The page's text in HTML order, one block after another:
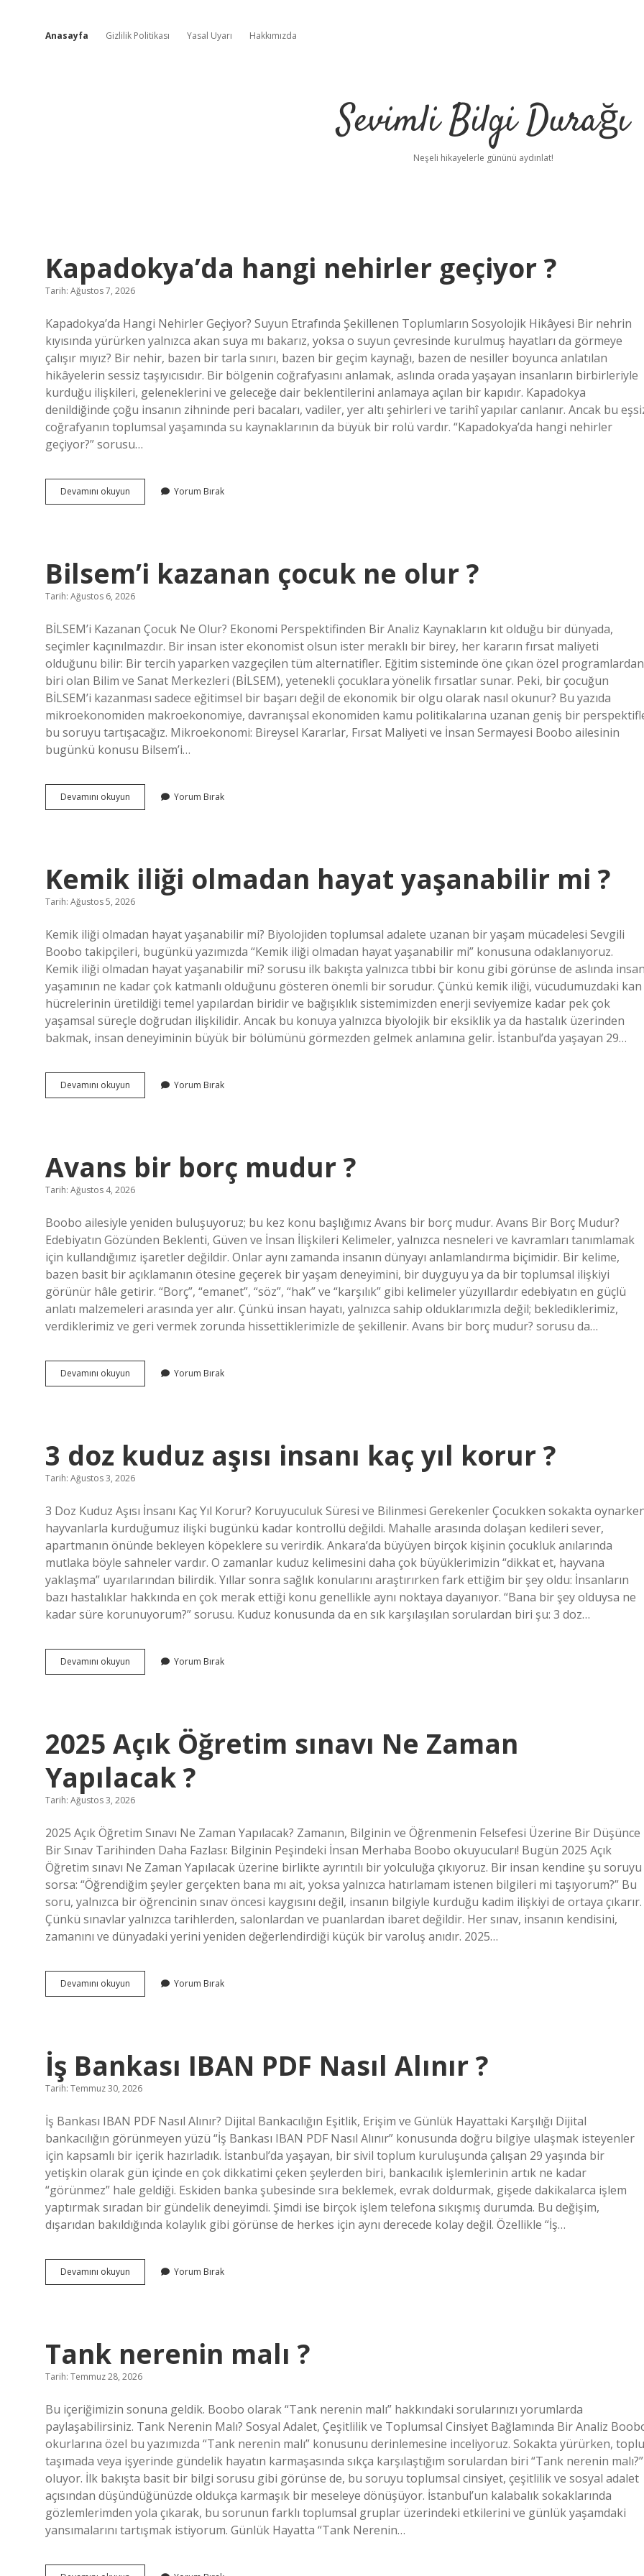
Anasayfa Gizlilik Politikası Yasal Uyarı Hakkımızda
Sevimli Bilgi Durağı
Neşeli hikayelerle gününü aydınlat!
Sevimli
Bilgi
Durağı
Yazılar
Kapadokya’da hangi nehirler geçiyor ?
Tarih: Ağustos 7, 2026
Kapadokya’da Hangi Nehirler Geçiyor? Suyun Etrafında Şekillenen Toplumların Sosyolojik Hikâyesi Bir nehrin
kıyısında yürürken yalnızca akan suya mı bakarız, yoksa o suyun çevresinde kurulmuş hayatları da görmeye
çalışır mıyız? Bir nehir, bazen bir tarla sınırı, bazen bir geçim kaynağı, bazen de nesiller boyunca anlatılan
hikâyelerin sessiz taşıyıcısıdır. Bir bölgenin coğrafyasını anlamak, aslında orada yaşayan insanların birbirleriyle
kurduğu ilişkileri, geleneklerini ve geleceğe dair beklentilerini anlamaya açılan bir kapıdır. Kapadokya
denildiğinde çoğu insanın zihninde peri bacaları, vadiler, yer altı şehirleri ve tarihî yapılar canlanır. Ancak bu
coğrafyanın toplumsal yaşamında su kaynaklarının da büyük bir rolü vardır. “Kapadokya’da hangi nehirler
geçiyor?” sorusu…
Devamını okuyun Kapadokya’da
hangi
Yorum Bırak
Bilsem’i kazanan çocuk ne olur ?
Tarih: Ağustos 6, 2026
BİLSEM’i Kazanan Çocuk Ne Olur? Ekonomi Perspektifinden Bir Analiz Kaynakların kıt olduğu bir dünyada,
seçimler kaçınılmazdır. Bir insan ister ekonomist olsun ister meraklı bir birey, her kararın fırsat maliyeti
olduğunu bilir: Bir tercih yaparken vazgeçilen tüm alternatifler. Eğitim sisteminde öne çıkan özel programlardan
biri olan Bilim ve Sanat Merkezleri (BİLSEM), yetenekli çocuklara yönelik fırsatlar sunar. Peki, bir çocuğun
BİLSEM’i kazanması sadece eğitimsel bir başarı değil de ekonomik bir olgu olarak nasıl okunur? Bu yazıda
mikroekonomiden makroekonomiye, davranışsal ekonomiden kamu politikalarına uzanan geniş bir
bu soruyu tartışacağız. Mikroekonomi: Bireysel Kararlar, Fırsat Maliyeti ve İnsan Sermayesi Boobo ailesinin
bugünkü konusu Bilsem’i…
Devamını okuyun
kazanan
Yorum Bırak
Kemik iliği olmadan hayat yaşanabilir mi ?
Tarih: Ağustos 5, 2026
Kemik iliği olmadan hayat yaşanabilir mi? Biyolojiden toplumsal adalete uzanan bir yaşam mücadelesi Sevgili
Boobo takipçileri, bugünkü yazımızda “Kemik iliği olmadan hayat yaşanabilir mi” konusuna odaklanıyoruz.
Kemik iliği olmadan hayat yaşanabilir mi? sorusu ilk bakışta yalnızca tıbbi bir konu gibi görünse de aslında
yaşamının ne kadar çok katmanlı olduğunu gösteren önemli bir sorudur. Çünkü kemik iliği, vücudumuzdaki kan
hücrelerinin üretildiği temel yapılardan biridir ve bağışıklık sistemimizden enerji seviyemize kadar pek çok
yaşamsal süreçle doğrudan ilişkilidir. Ancak bu konuya yalnızca biyolojik bir eksiklik ya da hastalık üzerinden
bakmak, insan deneyiminin büyük bir bölümünü görmezden gelmek anlamına gelir. İstanbul’da yaşayan 29…
Devamını okuyun
iliği
Yorum Bırak
Avans bir borç mudur ?
Tarih: Ağustos 4, 2026
Boobo ailesiyle yeniden buluşuyoruz; bu kez konu başlığımız Avans bir borç mudur. Avans Bir Borç Mudur?
Edebiyatın Gözünden Beklenti, Güven ve İnsan İlişkileri Kelimeler, yalnızca nesneleri ve kavramları tanımlamak
için kullandığımız işaretler değildir. Onlar aynı zamanda insanın dünyayı anlamlandırma biçimidir. Bir kelime,
bazen basit bir açıklamanın ötesine geçerek bir yaşam deneyimini, bir duyguyu ya da bir toplumsal ilişkiyi
görünür hâle getirir. “Borç”, “emanet”, “söz”, “hak” ve “karşılık” gibi kelimeler yüzyıllardır edebiyatın en güçlü
anlatı malzemeleri arasında yer alır. Çünkü insan hayatı, yalnızca sahip olduklarımızla değil; beklediklerimiz,
verdiklerimiz ve geri vermek zorunda hissettiklerimizle de şekillenir. Avans bir borç mudur? sorusu da…
Devamını okuyun
bir
Yorum Bırak
3 doz kuduz aşısı insanı kaç yıl korur ?
Tarih: Ağustos 3, 2026
3 Doz Kuduz Aşısı İnsanı Kaç Yıl Korur? Koruyuculuk Süresi ve Bilinmesi Gerekenler Çocukken sokakta
hayvanlarla kurduğumuz ilişki bugünkü kadar kontrollü değildi. Mahalle arasında dolaşan kedileri sever,
apartmanın önünde bekleyen köpeklere su verirdik. Ankara’da büyüyen birçok kişinin çocukluk anılarında
mutlaka böyle sahneler vardır. O zamanlar kuduz kelimesini daha çok büyüklerimizin “dikkat et, hayvana
yaklaşma” uyarılarından bilirdik. Yıllar sonra sağlık konularını araştırırken fark ettiğim bir şey oldu: İnsanların
bazı hastalıklar hakkında en çok merak ettiği konu genellikle aynı noktaya dayanıyor. “Bana bir şey olduysa ne
kadar süre korunuyorum?” sorusu. Kuduz konusunda da en sık karşılaşılan sorulardan biri şu: 3 doz…
Devamını okuyun
doz
yıl
korur
Yorum Bırak
2025 Açık Öğretim sınavı Ne Zaman
Yapılacak ?
Tarih: Ağustos 3, 2026
2025 Açık Öğretim Sınavı Ne Zaman Yapılacak? Zamanın, Bilginin ve Öğrenmenin Felsefesi Üzerine Bir Düşünce
Bir Sınav Tarihinden Daha Fazlası: Bilginin Peşindeki İnsan Merhaba Boobo okuyucuları! Bugün 2025 Açık
Öğretim sınavı Ne Zaman Yapılacak üzerine birlikte ayrıntılı bir yolculuğa çıkıyoruz. Bir insan kendine şu soruyu
sorsa: “Öğrendiğim şeyler gerçekten bana mı ait, yoksa yalnızca hatırlamam istenen bilgileri mi taşıyorum?” Bu
soru, yalnızca bir öğrencinin sınav öncesi kaygısını değil, insanın bilgiyle kurduğu kadim ilişkiyi de ortaya çıkarır.
Çünkü sınavlar yalnızca tarihlerden, salonlardan ve puanlardan ibaret değildir. Her sınav, insanın kendisini,
zamanını ve dünyadaki yerini yeniden değerlendirdiği küçük bir varoluş anıdır. 2025…
Devamını okuyun
Açık
Yapılacak
?
Yorum Bırak
İş Bankası IBAN PDF Nasıl Alınır ?
Tarih: Temmuz 30, 2026
İş Bankası IBAN PDF Nasıl Alınır? Dijital Bankacılığın Eşitlik, Erişim ve Günlük Hayattaki Karşılığı Dijital
bankacılığın görünmeyen yüzü “İş Bankası IBAN PDF Nasıl Alınır” konusunda doğru bilgiye ulaşmak isteyenler
için kapsamlı bir içerik hazırladık. İstanbul’da yaşayan, bir sivil toplum kuruluşunda çalışan 29 yaşında bir
yetişkin olarak gün içinde en çok dikkatimi çeken şeylerden biri, bankacılık işlemlerinin artık ne kadar
“görünmez” hale geldiği. Eskiden banka şubesinde sıra beklemek, evrak doldurmak, gişede dakikalarca işlem
yaptırmak sıradan bir gündelik deneyimdi. Şimdi ise birçok işlem telefona sıkışmış durumda. Bu değişim,
dışarıdan bakıldığında kolaylık gibi görünse de herkes için aynı derecede kolay değil. Özellikle “İş…
Devamını okuyun
Bankası
?
Yorum Bırak
Tank nerenin malı ?
Tarih: Temmuz 28, 2026
Bu içeriğimizin sonuna geldik. Boobo olarak “Tank nerenin malı” hakkındaki sorularınızı yorumlarda
paylaşabilirsiniz. Tank Nerenin Malı? Sosyal Adalet, Çeşitlilik ve Toplumsal Cinsiyet Bağlamında Bir Analiz
okurlarına özel bu yazımızda “Tank nerenin malı” konusunu derinlemesine inceliyoruz. Sokakta yürürken, toplu
taşımada veya işyerinde gündelik hayatın karmaşasında sıkça karşılaştığım sorulardan biri “Tank nerenin malı?”
oluyor. İlk bakışta basit bir bilgi sorusu gibi görünse de, bu soruyu toplumsal cinsiyet, çeşitlilik ve sosyal adalet
açısından düşündüğünüzde oldukça karmaşık bir meseleye dönüşüyor. İstanbul’un kalabalık sokaklarında
gözlemlerimden yola çıkarak, bu sorunun farklı toplumsal gruplar üzerindeki etkilerini ve günlük yaşamdaki
yansımalarını tartışmak istiyorum. Günlük Hayatta “Tank Nerenin…